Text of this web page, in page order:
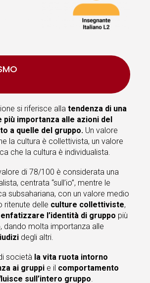
si riferisce alla tendenza di una
più importanza alle azioni del
a quelle del gruppo. Un valore
la cultura è collettivista, un valore
che la cultura è individualista.
di 78/100 è considerata una
centrata “sull’io”, mentre le
subsahariana, con un valore medio
ritenute delle culture collettiviste,
enfatizzare l’identità di gruppo più
dando molta importanza alle
degli altri.
società la vita ruota intorno
ai gruppi e il comportamento
sull’intero gruppo